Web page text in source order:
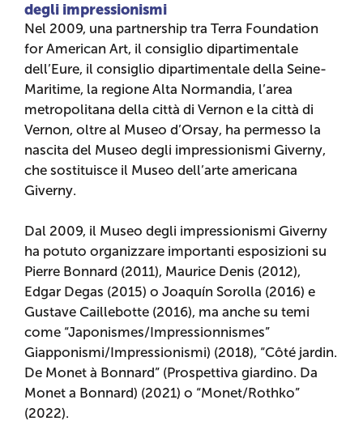
degli impressionismi
Nel 2009, una partnership tra Terra Foundation
for American Art, il consiglio dipartimentale
dell’Eure, il consiglio dipartimentale della Seine-
Maritime, la regione Alta Normandia, l’area
metropolitana della città di Vernon e la città di
Vernon, oltre al Museo d’Orsay, ha permesso la
nascita del Museo degli impressionismi Giverny,
che sostituisce il Museo dell’arte americana
Giverny.
Dal 2009, il Museo degli impressionismi Giverny
ha potuto organizzare importanti esposizioni su
Pierre Bonnard (2011), Maurice Denis (2012),
Edgar Degas (2015) o Joaquín Sorolla (2016) e
Gustave Caillebotte (2016), ma anche su temi
come “Japonismes/Impressionnismes”
Giapponismi/Impressionismi) (2018), “Côté jardin.
De Monet à Bonnard” (Prospettiva giardino. Da
Monet a Bonnard) (2021) o “Monet/Rothko”
(2022).